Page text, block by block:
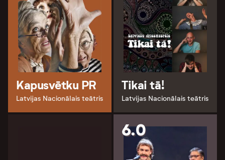
Kapusvētku PR
Latvijas Nacionālais teātris
Tikai tā!
Latvijas Nacionālais teātris
6.0